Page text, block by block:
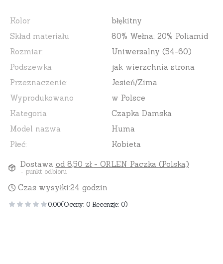
Kolor
błękitny
Skład materiału
80% Wełna; 20% Poliamid
Rozmiar:
Uniwersalny (54-60)
Podszewka
jak wierzchnia strona
Przeznaczenie:
Jesień/Zima
Wyprodukowano
w Polsce
Kategoria
Czapka Damska
Model nazwa
Huma
Płeć:
Kobieta
Dostawa od 8,50 zł - ORLEN Paczka (Polska)
- punkt odbioru
Czas wysyłki:24 godzin
0.00(Oceny: 0 Recenzje: 0)